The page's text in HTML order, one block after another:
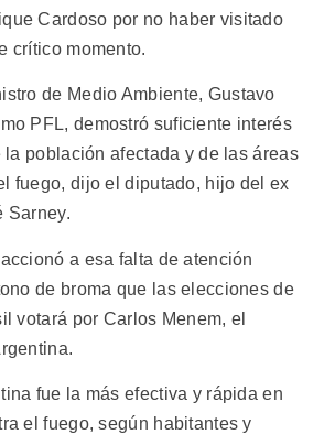
Cardoso por no haber visitado
crítico momento.
de Medio Ambiente, Gustavo
PFL, demostró suficiente interés
la población afectada y de las áreas
fuego, dijo el diputado, hijo del ex
Sarney.
a esa falta de atención
de broma que las elecciones de
votará por Carlos Menem, el
fue la más efectiva y rápida en
el fuego, según habitantes y